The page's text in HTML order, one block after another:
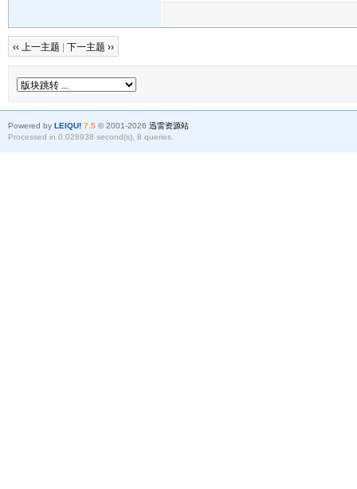
‹‹ 上一主题 下一主题 ››
Powered by LEIQU! 7.5© 2001-2026 迅雷资源站
Processed in 0.028938 second(s), 8 queries.